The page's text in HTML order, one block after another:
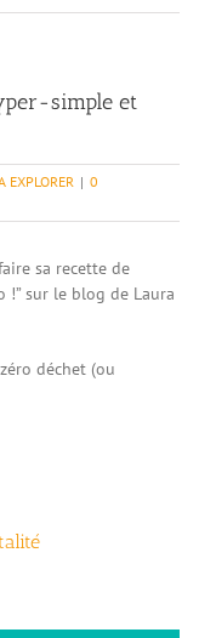
simple et
EXPLORER | 0
sa recette de
!” sur le blog de Laura
déchet (ou